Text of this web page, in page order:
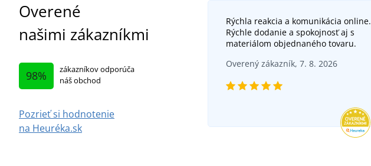
Overené
našimi zákazníkmi
98%
zákazníkov odporúča
náš obchod
Pozrieť si hodnotenie
na Heuréka.sk
Rýchla reakcia a komunikácia online.
Rýchle dodanie a spokojnosť aj s
materiálom objednaného tovaru.
Overený zákazník, 7. 8. 2026